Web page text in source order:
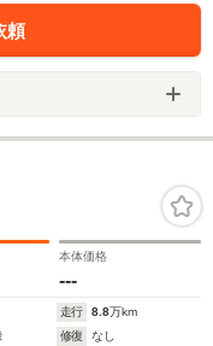
頼
本体価格
---
走行 8.8万km
修復
なし